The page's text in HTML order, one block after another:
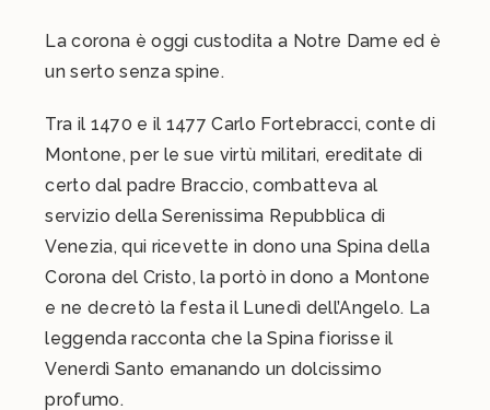
La corona è oggi custodita a Notre Dame ed è
un serto senza spine.
Tra il 1470 e il 1477 Carlo Fortebracci, conte di
Montone, per le sue virtù militari, ereditate di
certo dal padre Braccio, combatteva al
servizio della Serenissima Repubblica di
Venezia, qui ricevette in dono una Spina della
Corona del Cristo, la portò in dono a Montone
e ne decretò la festa il Lunedì dell’Angelo. La
leggenda racconta che la Spina fiorisse il
Venerdì Santo emanando un dolcissimo
profumo.